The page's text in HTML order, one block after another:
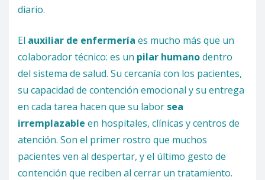
diario.
El auxiliar de enfermería es mucho más que un
colaborador técnico: es un pilar humanodentro
del sistema de salud. Su cercanía con los pacientes,
su capacidad de contención emocional y su entrega
en cada tarea hacen que su labor sea
irremplazable en hospitales, clínicas y centros de
atención. Son el primer rostro que muchos
pacientes ven al despertar, y el último gesto de
contención que reciben al cerrar un tratamiento.